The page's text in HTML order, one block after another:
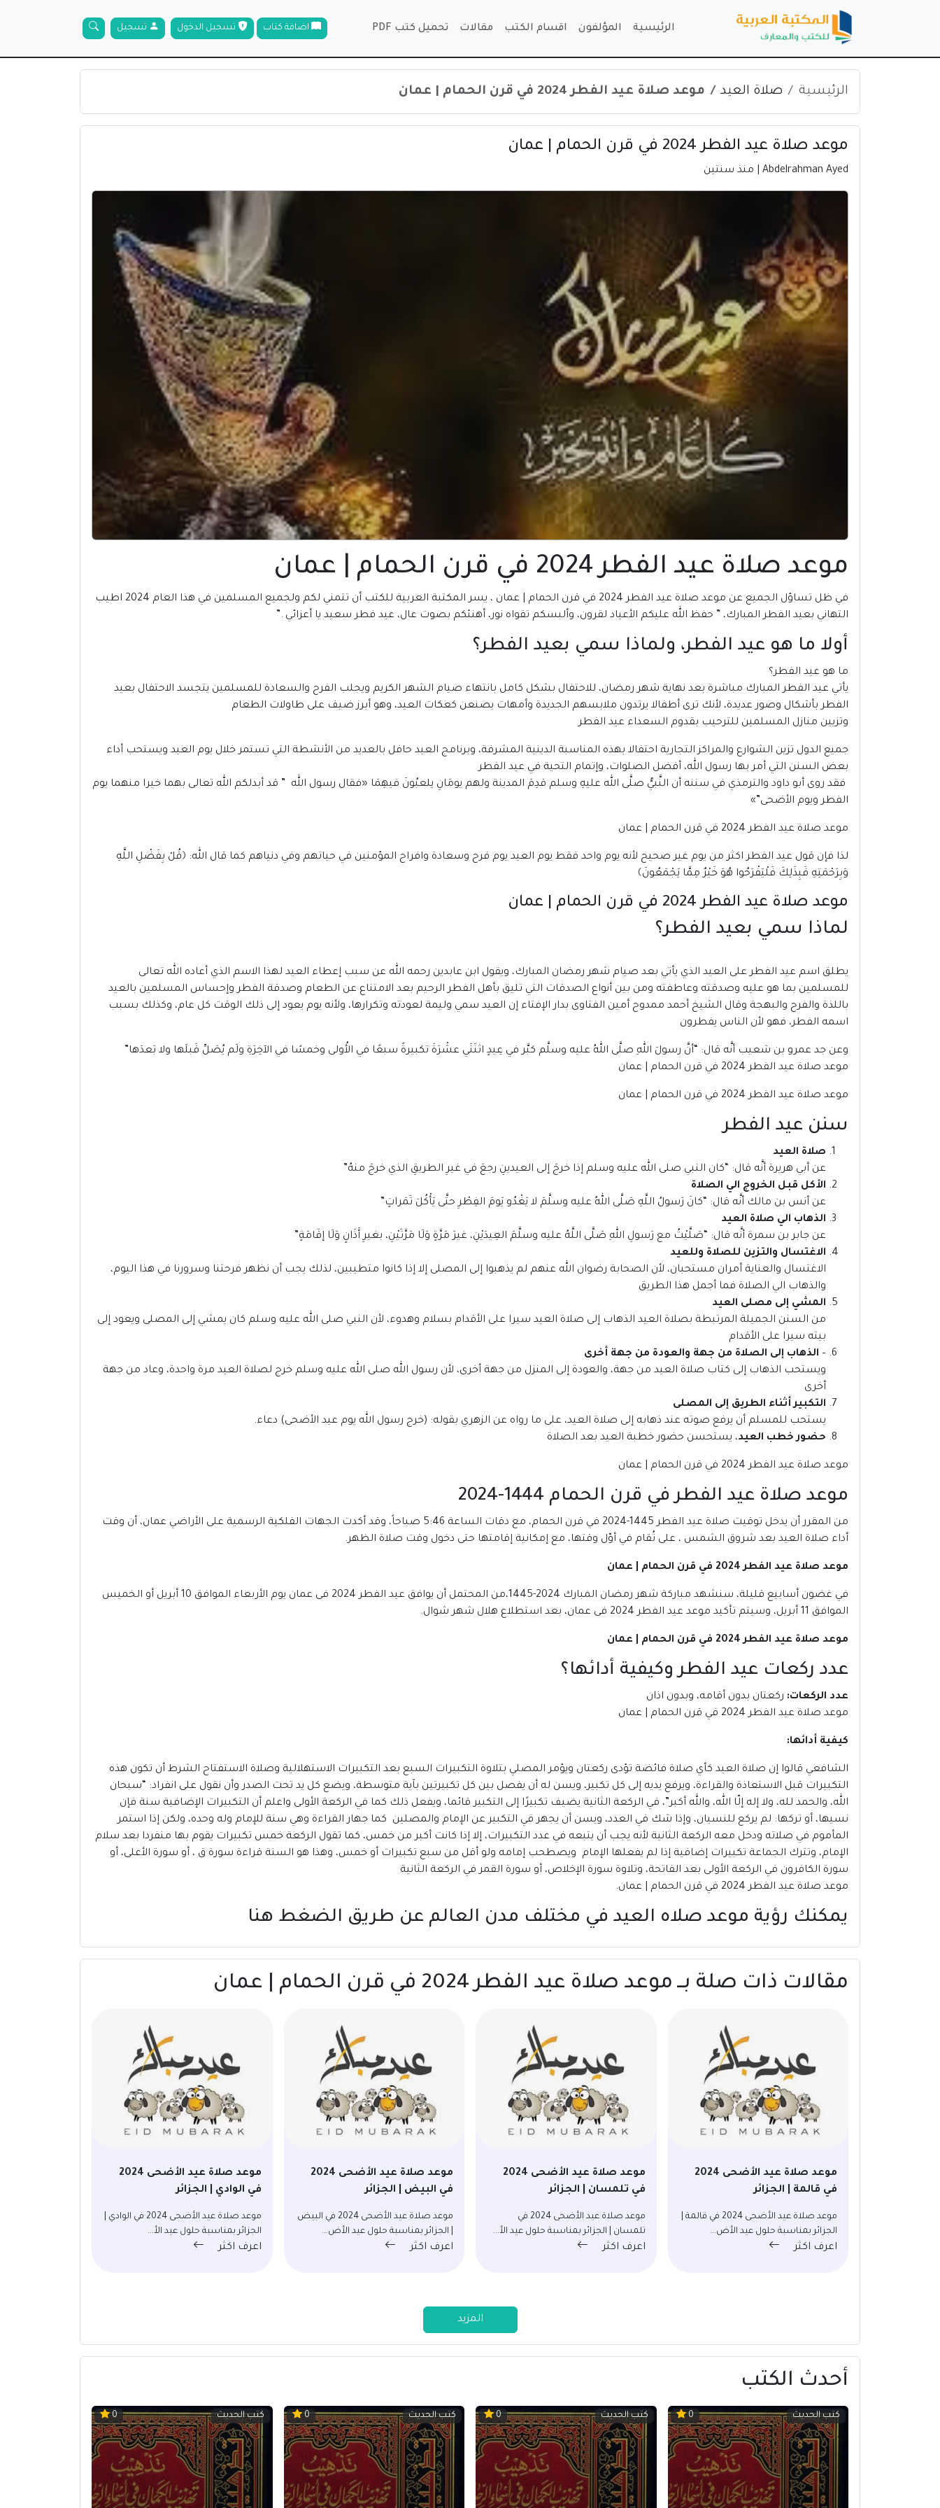
الرئيسية المؤلفون اقسام الكتب مقالات تحميل كتب PDF
الرئيسية صلاة العيد موعد صلاة عيد الفطر 2024 في قرن الحمام | عمان
موعد صلاة عيد الفطر 2024 في قرن الحمام | عمان
Abdelrahman Ayed | منذ سنتين
موعد صلاة عيد الفطر 2024 في قرن الحمام | عمان
في ظل تساؤل الجميع عن موعد صلاة عيد الفطر 2024 في قرن الحمام | عمان
، يسر المكتبة العربية للكتب أن تتمني لكم ولجميع المسلمين في هذا العام 2024 اطيب
التهاني بعيد الفطر المبارك، ” حفظ الله عليكم الأعياد لقرون، وألبسكم تقواه نور، أهنئكم بصوت عال، عيد فطر سعيد يا أعزائي .”
أولا ما هو عيد الفطر، ولماذا سمي بعيد الفطر؟
ما هو عيد الفطر؟
يأتي عيد الفطرالمبارك مباشرة بعد نهاية شهر رمضان، للاحتفال بشكل كامل بانتهاء صيام الشهر الكريم ويجلب الفرح والسعادة للمسلمين يتجسد الاحتفال بعيد
الفطر بأشكال وصور عديدة، لأنك ترى أطفالا يرتدون ملابسهم الجديدة وأمهات يصنعن كعكات العيد، وهو أبرز ضيف على طاولات الطعام
وتزيين منازل المسلمين للترحيب بقدوم السعداء عيد الفطر
جميع الدول تزين الشوارع والمراكز التجارية احتفالا بهذه المناسبة الدينية المشرفة، وبرنامج العيد حافل بالعديد من الأنشطة التي تستمر خلال يوم العيد ويستحب أداء
بعض السنن التي أمر بها رسول الله، أفضل الصلوات، وإتمام التحية في عيد الفطر
فقد روى أبو داود والترمذي في سننه أن النَّبيُّ صلَّى الله عليهِ وسلم قدِمَ المدينة ولهم يومَانِ يلعبُونَ فيهِمَا «فقال رسول الله ” قد أبدلكم الله تعالى بهما خيرا منهما يوم
الفطر ويوم الأضحى”»
موعد صلاة عيد الفطر 2024 في قرن الحمام | عمان
لذا فإن قول عيد الفطر اكثر من يوم غير صحيح لأنه يوم واحد فقط يوم العيد يوم فرح وسعادة وافراح المؤمنين في حياتهم وفي دنياهم كما قال الله: ﴿قُلْ بِفَضْلِ اللَّهِ
وَبِرَحْمَتِهِ فَبِذَلِكَ فَلْيَفْرَحُوا هُوَ خَيْرٌ مِمَّا يَجْمَعُونَ﴾
موعد صلاة عيد الفطر 2024 في قرن الحمام | عمان
لماذا سمي بعيد الفطر؟
يطلق اسم عيد الفطر على العيد الذي يأتي بعد صيام شهر رمضان المبارك، ويقول ابن عابدين رحمه الله عن سبب إعطاء العيد لهذا الاسم الذي أعاده الله تعالى
للمسلمين بما هو عليه وصدقته وعاطفته ومن بين أنواع الصدقات التي تليق بأهل الفطر الرحيم بعد الامتناع عن الطعام وصدقة الفطر وإحساس المسلمين بالعيد
باللذة والفرح والبهجة وقال الشيخ أحمد ممدوح أمين الفتاوى بدار الإفتاء إن العيد سمي وليمة لعودته وتكرارها، ولأنه يوم يعود إلى ذلك الوقت كل عام، وكذلك بسبب
اسمه الفطر، فهو لأن الناس يفطرون
وعن جد عمرو بن شعيب أنَّه قال: “أنَّ رسولَ اللهِ صلَّى اللهُ عليه وسلَّم كبَّر في عِيدٍ اثنَتَي عشْرَةَ تكبيرةً سبعًا في الأُولى وخمسًا في الآخِرَةِ ولَم يُصَلِّ قَبلَها ولا بَعدَها”
موعد صلاة عيد الفطر 2024 في قرن الحمام | عمان
موعد صلاة عيد الفطر 2024 في قرن الحمام | عمان
سنن عيد الفطر
صلاة العيد
عن أبي هريرة أنَّه قال: “كان النبي صلى الله عليه وسلم إذا خرجَ إلى العيدينِ رجعَ في غيرِ الطريقِ الذي خرجَ منهُ”
الأكل قبل الخروج الي الصلاة
عن أنس بن مالك أنَّه قال: “كانَ رَسولُ اللَّهِ صَلَّى اللهُ عليه وسلَّمَ لا يَغْدُو يَومَ الفِطْرِ حتَّى يَأْكُلَ تَمَراتٍ”
الذهاب الي صلاة العيد
عن جابر بن سمرة أنَّه قال: “صَلَّيْتُ مع رَسولِ اللهِ صَلَّى اللَّهُ عليه وسلَّمَ العِيدَيْنِ، غيرَ مَرَّةٍ وَلَا مَرَّتَيْنِ، بغيرِ أَذَانٍ وَلَا إقَامَةٍ”
الاغتسال والتزين للصلاة وللعيد
الاغتسال والعناية أمران مستحبان، لأن الصحابة رضوان الله عنهم لم يذهبوا إلى المصلى إلا إذا كانوا متطيبين، لذلك يجب أن نظهر فرحتنا وسرورنا في هذا اليوم،
والذهاب الي الصلاة فما أجمل هذا الطريق
المشي إلى مصلى العيد
من السنن الجميلة المرتبطة بصلاة العيد الذهاب إلى صلاة العيد سيرا على الأقدام بسلام وهدوء، لأن النبي صلى الله عليه وسلم كان يمشي إلى المصلى ويعود إلى
بيته سيرا على الأقدام
– الذهاب إلى الصلاة من جهة والعودة من جهة أخرى
ويستحب الذهاب إلى كتاب صلاة العيد من جهة، والعودة إلى المنزل من جهة أخرى، لأن رسول الله صلى الله عليه وسلم خرج لصلاة العيد مرة واحدة، وعاد من جهة
أخرى
التكبير أثناء الطريق إلى المصلى
يستحب للمسلم أن يرفع صوته عند ذهابه إلى صلاة العيد، على ما رواه عن الزهري بقوله: (خرج رسول الله يوم عيد الأضحى) دعاء.
حضور خطب العيد، يستحسن حضور خطبة العيد بعد الصلاة
موعد صلاة عيد الفطر 2024 في قرن الحمام | عمان
موعد صلاة عيد الفطر في قرن الحمام 1444-2024
من المقرر أن يدخل توقيت صلاة عيد الفطر 1445-2024 في قرن الحمام، مع دقات الساعة 5:46 صباحاً، وقد أكدت الجهات الفلكية الرسمية على الأراضي عمان، أن وقت
أداء صلاة العيد بعد شروق الشمس ، على تُقام في أوّل وقتها، مع إمكانية إقامتها حتى دخول وقت صلاة الظهر.
موعد صلاة عيد الفطر 2024 في قرن الحمام | عمان
في غضون أسابيع قليلة، سنشهد مباركة شهر رمضان المبارك 2024-1445،من المحتمل أن يوافق عيد الفطر 2024 فى عمان يوم الأربعاء الموافق 10 أبريل أو الخميس
الموافق 11 أبريل، وسيتم تأكيد موعد عيد الفطر 2024 فى عمان، بعد استطلاع هلال شهر شوال.
موعد صلاة عيد الفطر 2024 في قرن الحمام | عمان
عدد ركعات عيد الفطر وكيفية أدائها؟
عدد الركعات: ركعتان بدون أقامه، وبدون اذان
موعد صلاة عيد الفطر 2024 في قرن الحمام | عمان
كيفية أدائها:
الشافعي قالوا إن صلاة العيد كأي صلاة فائضة تؤدى ركعتان ويؤمر المصلي بتلاوة التكبيرات السبع بعد التكبيرات الاستهلالية وصلاة الاستفتاح الشرط أن تكون هذه
التكبيرات قبل الاستعاذة والقراءة، ويرفع يديه إلى كل تكبير، ويسن له أن يفصل بين كل تكبيرتين بآية متوسطة، ويضع كل يد تحت الصدر وأن نقول على انفراد: “سبحان
الله، والحمد لله، ولا إله إلّا الله، والله أكبر”، في الركعة الثانية يضيف تكبيرًا إلى التكبير قائما، ويفعل ذلك كما في الركعة الأولى واعلم أن التكبيرات الإضافية سنة فإن
نسيها، أو تركها: لم يركع للنسيان، وإذا شك في العدد، ويسن أن يجهر في التكبير عن الإمام والمصلين كما جهار القراءة وهي سنة للإمام وله وحده، ولكن إذا استمر
المأموم في صلاته ودخل معه الركعة الثانية لأنه يجب أن يتبعه في عدد التكبيرات، إلا إذا كانت أكبر من خمس، كما تقول الركعة خمس تكبيرات يقوم بها منفردا بعد سلام
الإمام، وتترك الجماعة تكبيرات إضافية إذا لم يفعلها الإمام ويصطحب إمامه ولو أقل من سبع تكبيرات أو خمس، وهذا هو السنة قراءة سورة ق ، أو سورة الأعلى، أو
سورة الكافرون في الركعة الأولى بعد الفاتحة، وتلاوة سورة الإخلاص، أو سورة القمر في الركعة الثانية
موعد صلاة عيد الفطر 2024 في قرن الحمام | عمان.
يمكنك رؤية موعد صلاه العيد في مختلف مدن العالم عن طريق الضغط هنا
مقالات ذات صلة بــ موعد صلاة عيد الفطر 2024 في قرن الحمام | عمان
موعد صلاة عيد الأضحى 2024
في قالمة | الجزائر
موعد صلاة عيد الأضحى 2024 في قالمة |
الجزائر بمناسبة حلول عيد الأض...
اعرف اكثر
موعد صلاة عيد الأضحى 2024
في تلمسان | الجزائر
موعد صلاة عيد الأضحى 2024 في
تلمسان | الجزائر بمناسبة حلول عيد الأ...
اعرف اكثر
موعد صلاة عيد الأضحى 2024
في البيض | الجزائر
موعد صلاة عيد الأضحى 2024 في البيض
| الجزائر بمناسبة حلول عيد الأض...
اعرف اكثر
موعد صلاة عيد الأضحى 2024
في الوادي | الجزائر
موعد صلاة عيد الأضحى 2024 في الوادي |
الجزائر بمناسبة حلول عيد الأ...
اعرف اكثر
المزيد
أحدث الكتب
كتب الحديث 0 كتب الحديث 0 كتب الحديث 0 كتب الحديث 0